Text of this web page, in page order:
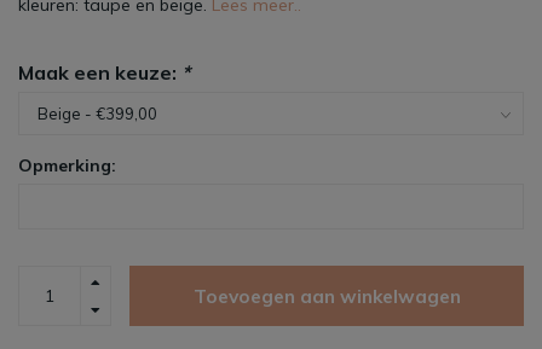
kleuren: taupe en beige. Lees meer..
Maak een keuze: *
Opmerking:
Toevoegen aan winkelwagen